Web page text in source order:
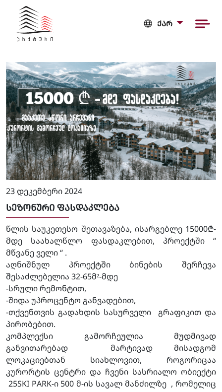
ᲥᲐᲠ
23 დეკემბერი 2024
ᲡᲔᲖᲝᲜᲣᲠᲘ ᲤᲐᲡᲓᲐᲙᲚᲔᲑᲐ
წლის საუკეთესო შეთავაზება, ისარგებლე 15000₾-
მდე საახალწლო ფასდაკლებით, პროექტში “
მწვანე ველი “ .
აღნიშნულ პროექტში ბინების შერჩევა
შესაძლებელია 32-65მ²-მდე
-სრული რემონტით,
-შიდა უპროცენტო განვადებით,
-თქვენთვის გადახდის სასურველი გრაფიკით და
პირობებით.
კომპლექსი გამორჩეულია მუდმივად
განვითარებად მარტივად მისადგომ
ლოკაციებთან სიახლოვით, როგორიცაა
კურორტის ცენტრი და ჩვენი სასრიალო ობიექტი
25SKI PARK-ი 500 მ-ის სავალ მანძილზე , რომელიც